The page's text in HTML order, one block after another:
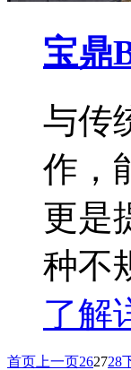
宝鼎
与传
作，
更是
种不
了解
首页 上一页262728